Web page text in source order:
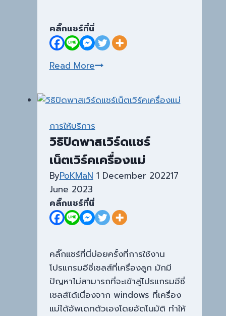
คลิ๊กแชร์ที่นี่
Read Moreวิธี
tab
ใน
หน้า
Properties
ของ
10
–
11
การให้บริการ
วิธิปิดพาสเวิร์ดแชร์
เน็ตเวิร์คเครื่องแม่
ByPoKMaN 1 December 202217
June 2023
คลิ๊กแชร์ที่นี่
คลิ๊กแชร์ที่นี่บ่อยครั้งที่การใช้งาน
โปรแกรมอีซี่เซลส์ที่เครื่องลูก มักมี
ปัญหาไม่สามารถที่จะเข้าสู่โปรแกรมอีซี่
เซลส์ได้เนื่องจาก windows ที่เครื่อง
แม่ได้อัพเดทตัวเองโดยอัตโนมัติ ทำให้